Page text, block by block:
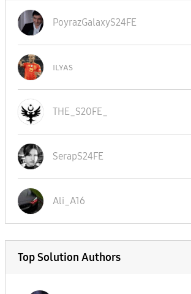
PoyrazGalaxyS24FE
ɪʟʏᴀs
THE_S20FE_
SerapS24FE
Ali_A16
Top Solution Authors